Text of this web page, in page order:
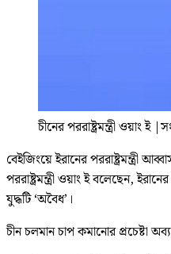
চীনের পররাষ্ট্রমন্ত্রী ওয়াং ই |
বেইজিংয়ে ইরানের পররাষ্ট্রমন্ত্রী
পররাষ্ট্রমন্ত্রী ওয়াং ই বলেছেন,
যুদ্ধটি ‘অবৈধ’।
চীন চলমান চাপ কমানোর প্রচেষ্টা